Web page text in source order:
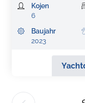
Kojen
6
Baujahr
2023